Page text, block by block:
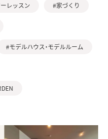
レッスン #家づくり
#モデルハウス・モデルルーム